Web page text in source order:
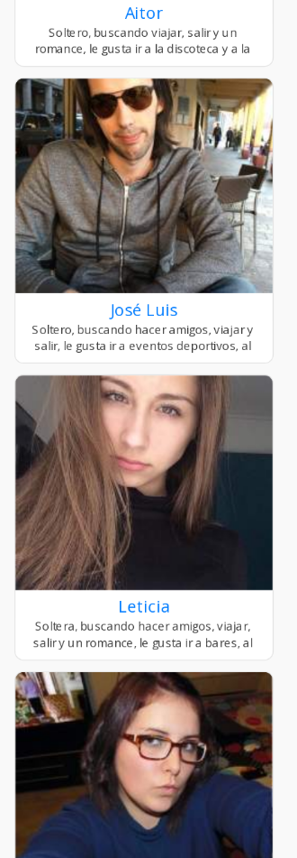
Aitor
José Luis
Leticia